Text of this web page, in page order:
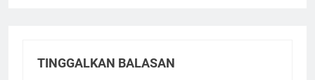
TINGGALKAN BALASAN